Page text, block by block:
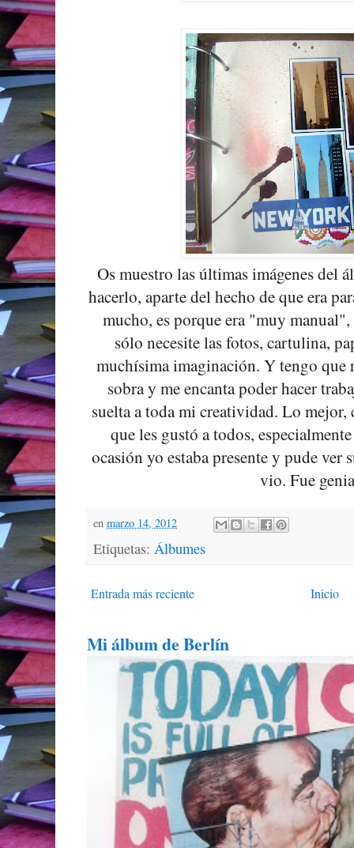
Os muestro las últimas imágenes del
hacerlo, aparte del hecho de que era
mucho, es porque era "muy
sólo necesite las fotos, cartulina,
muchísima imaginación. Y tengo que
sobra y me encanta poder hacer
suelta a toda mi creatividad. Lo mejor,
que les gustó a todos,
ocasión yo estaba presente y pude ver
vio. Fue
en marzo 14, 2012
Etiquetas: Álbumes
Entrada más reciente Inicio
Mi álbum de Berlín